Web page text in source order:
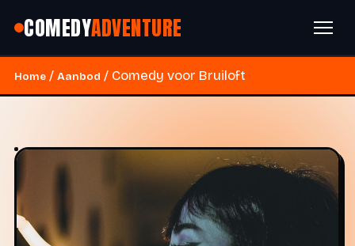
COMEDYADVENTURE
Home / Aanbod / Comedy voor Bruiloft